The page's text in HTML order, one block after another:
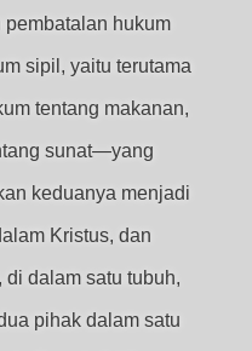
hukum
sipil, yaitu terutama
tentang makanan,
sunat—yang
keduanya menjadi
Kristus, dan
dalam satu tubuh,
pihak dalam satu